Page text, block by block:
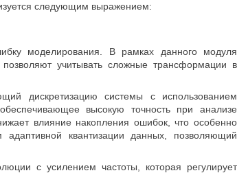
следующим выражением:
моделирования. В рамках данного модуля
учитывать сложные трансформации в
дискретизацию системы с использованием
высокую точность при анализе
влияние накопления ошибок, что особенно
квантизации данных, позволяющий
с усилением частоты, которая регулирует